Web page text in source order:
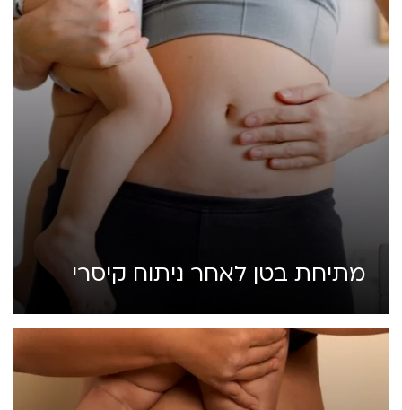
מתיחת בטן לאחר ניתוח קיסרי